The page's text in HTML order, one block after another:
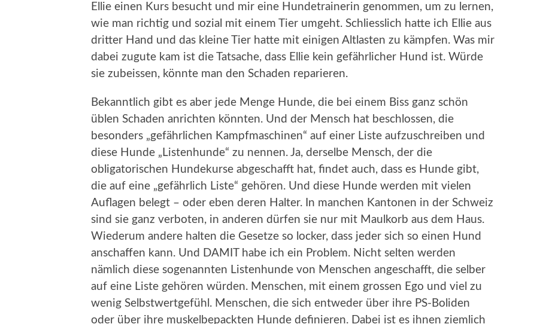
Ellie einen Kurs besucht und mir eine Hundetrainerin genommen, um zu lernen,
wie man richtig und sozial mit einem Tier umgeht. Schliesslich hatte ich Ellie aus
dritter Hand und das kleine Tier hatte mit einigen Altlasten zu kämpfen. Was mir
dabei zugute kam ist die Tatsache, dass Ellie kein gefährlicher Hund ist. Würde
sie zubeissen, könnte man den Schaden reparieren.
Bekanntlich gibt es aber jede Menge Hunde, die bei einem Biss ganz schön
üblen Schaden anrichten könnten. Und der Mensch hat beschlossen, die
besonders „gefährlichen Kampfmaschinen“ auf einer Liste aufzuschreiben und
diese Hunde „Listenhunde“ zu nennen. Ja, derselbe Mensch, der die
obligatorischen Hundekurse abgeschafft hat, findet auch, dass es Hunde gibt,
die auf eine „gefährlich Liste“ gehören. Und diese Hunde werden mit vielen
Auflagen belegt – oder eben deren Halter. In manchen Kantonen in der Schweiz
sind sie ganz verboten, in anderen dürfen sie nur mit Maulkorb aus dem Haus.
Wiederum andere halten die Gesetze so locker, dass jeder sich so einen Hund
anschaffen kann. Und DAMIT habe ich ein Problem. Nicht selten werden
nämlich diese sogenannten Listenhunde von Menschen angeschafft, die selber
auf eine Liste gehören würden. Menschen, mit einem grossen Ego und viel zu
wenig Selbstwertgefühl. Menschen, die sich entweder über ihre PS-Boliden
oder über ihre muskelbepackten Hunde definieren. Dabei ist es ihnen ziemlich